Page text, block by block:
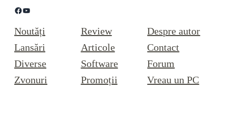
Facebook YouTube
Noutăți
Lansări
Diverse
Zvonuri
Review
Articole
Software
Promoții
Despre autor
Contact
Forum
Vreau un PC